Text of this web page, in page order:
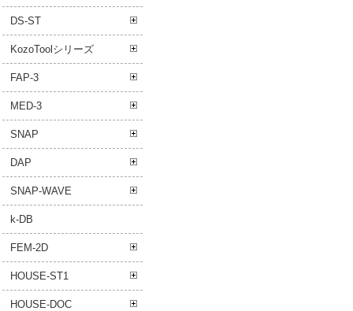
DS-ST
KozoToolシリーズ
FAP-3
MED-3
SNAP
DAP
SNAP-WAVE
k-DB
FEM-2D
HOUSE-ST1
HOUSE-DOC